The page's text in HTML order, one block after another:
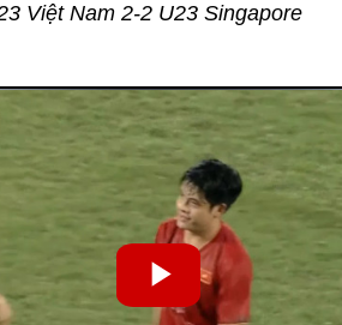
Việt Nam 2-2 U23 Singapore